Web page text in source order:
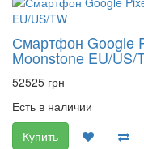
Смартфон Google
Moonstone EU/US/
52525 грн
Есть в наличии
Купить